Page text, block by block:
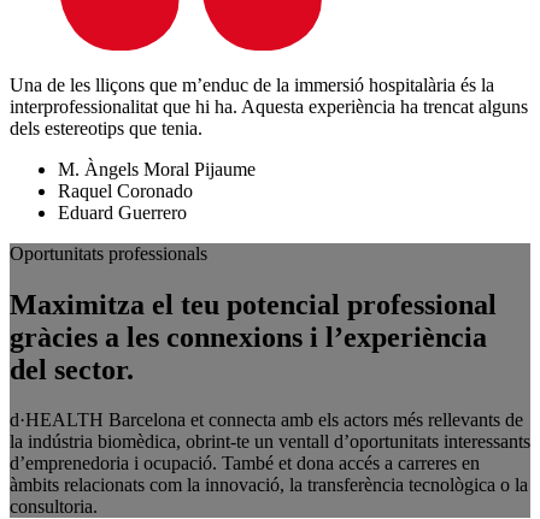
Una de les lliçons que m’enduc de la immersió hospitalària és la
interprofessionalitat que hi ha. Aquesta experiència ha trencat alguns
dels estereotips que tenia.
M. Àngels Moral Pijaume
Raquel Coronado
Eduard Guerrero
Oportunitats professionals
Maximitza el teu potencial professional
gràcies a les connexions i l’experiència
del sector.
d·HEALTH Barcelona et connecta amb els actors més rellevants de
la indústria biomèdica, obrint-te un ventall d’oportunitats interessants
d’emprenedoria i ocupació. També et dona accés a carreres en
àmbits relacionats com la innovació, la transferència tecnològica o la
consultoria.